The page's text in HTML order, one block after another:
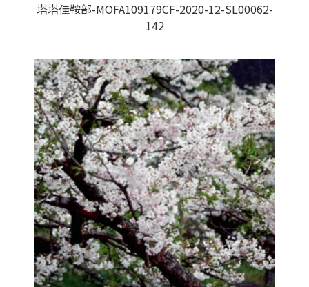
塔塔佳鞍部-MOFA109179CF-2020-12-SL00062-
142